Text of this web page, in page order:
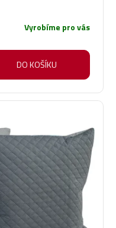
Vyrobíme pro vás
DO KOŠÍKU